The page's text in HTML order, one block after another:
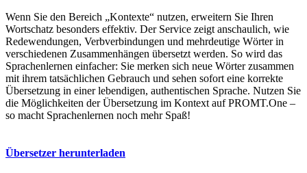
Wenn Sie den Bereich „Kontexte“ nutzen, erweitern Sie Ihren
Wortschatz besonders effektiv. Der Service zeigt anschaulich, wie
Redewendungen, Verbverbindungen und mehrdeutige Wörter in
verschiedenen Zusammenhängen übersetzt werden. So wird das
Sprachenlernen einfacher: Sie merken sich neue Wörter zusammen
mit ihrem tatsächlichen Gebrauch und sehen sofort eine korrekte
Übersetzung in einer lebendigen, authentischen Sprache. Nutzen Sie
die Möglichkeiten der Übersetzung im Kontext auf PROMT.One –
so macht Sprachenlernen noch mehr Spaß!
Übersetzer herunterladen